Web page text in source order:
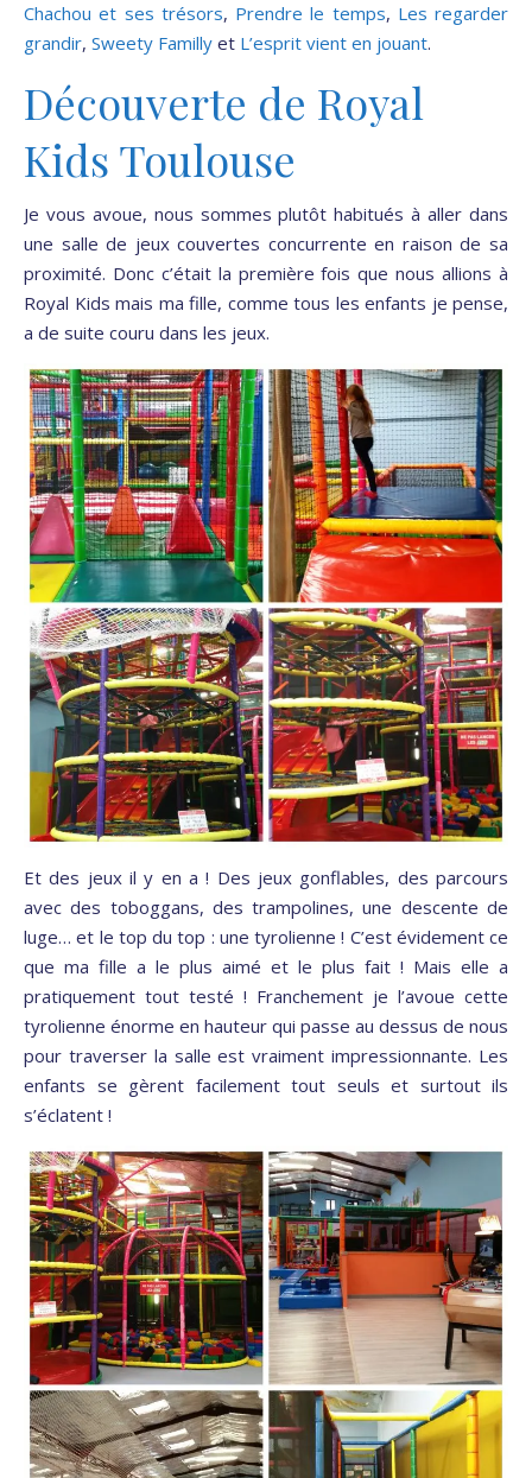
Chachou et ses trésors, Prendre le temps, Les regarder
grandir, Sweety Familly et L’esprit vient en jouant.
Découverte de Royal
Kids Toulouse
Je vous avoue, nous sommes plutôt habitués à aller dans
une salle de jeux couvertes concurrente en raison de sa
proximité. Donc c’était la première fois que nous allions à
Royal Kids mais ma fille, comme tous les enfants je pense,
a de suite couru dans les jeux.
Et des jeux il y en a ! Des jeux gonflables, des parcours
avec des toboggans, des trampolines, une descente de
luge… et le top du top : une tyrolienne ! C’est évidement ce
que ma fille a le plus aimé et le plus fait ! Mais elle a
pratiquement tout testé ! Franchement je l’avoue cette
tyrolienne énorme en hauteur qui passe au dessus de nous
pour traverser la salle est vraiment impressionnante. Les
enfants se gèrent facilement tout seuls et surtout ils
s’éclatent !